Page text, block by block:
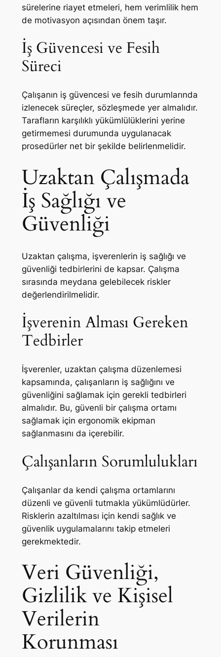
sürelerine riayet etmeleri, hem verimlilik hem
de motivasyon açısından önem taşır.
İş Güvencesi ve Fesih
Süreci
Çalışanın iş güvencesi ve fesih durumlarında
izlenecek süreçler, sözleşmede yer almalıdır.
Tarafların karşılıklı yükümlülüklerini yerine
getirmemesi durumunda uygulanacak
prosedürler net bir şekilde belirlenmelidir.
Uzaktan Çalışmada
İş Sağlığı ve
Güvenliği
Uzaktan çalışma, işverenlerin iş sağlığı ve
güvenliği tedbirlerini de kapsar. Çalışma
sırasında meydana gelebilecek riskler
değerlendirilmelidir.
İşverenin Alması Gereken
Tedbirler
İşverenler, uzaktan çalışma düzenlemesi
kapsamında, çalışanların iş sağlığını ve
güvenliğini sağlamak için gerekli tedbirleri
almalıdır. Bu, güvenli bir çalışma ortamı
sağlamak için ergonomik ekipman
sağlanmasını da içerebilir.
Çalışanların Sorumlulukları
Çalışanlar da kendi çalışma ortamlarını
düzenli ve güvenli tutmakla yükümlüdürler.
Risklerin azaltılması için kendi sağlık ve
güvenlik uygulamalarını takip etmeleri
gerekmektedir.
Veri Güvenliği,
Gizlilik ve Kişisel
Verilerin
Korunması